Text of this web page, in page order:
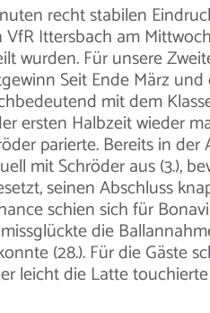
recht stabilen
Ittersbach am
wurden. Für unsere
Seit Ende März
mit dem
ersten Halbzeit wieder
parierte. Bereits in der
mit Schröder aus (3.),
seinen Abschluss
schien sich für
die
(28.). Für die Gäste
leicht die Latte